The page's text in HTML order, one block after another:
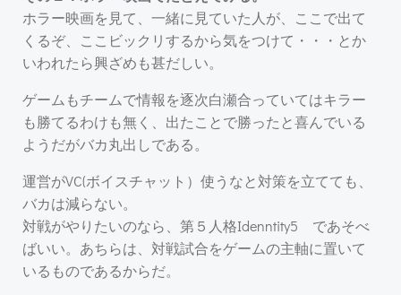
ホラー映画を見て、一緒に見ていた人が、ここで出て
くるぞ、ここビックリするから気をつけて・・・とか
いわれたら興ざめも甚だしい。
ゲームもチームで情報を逐次白瀬合っていてはキラー
も勝てるわけも無く、出たことで勝ったと喜んでいる
ようだがバカ丸出しである。
運営がVC(ボイスチャット）使うなと対策を立てても、
バカは減らない。
対戦がやりたいのなら、第５人格Idenntity5 であそべ
ばいい。あちらは、対戦試合をゲームの主軸に置いて
いるものであるからだ。